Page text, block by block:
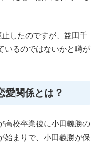
したのですが、益田千
いるのではないかと噂が
愛関係とは？
高校卒業後に小田義勝の
始まりで、小田義勝が保